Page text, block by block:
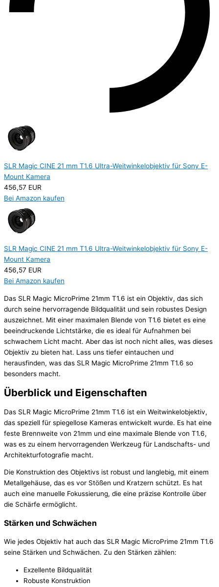
SLR Magic CINE 21 mm T1.6 Ultra-Weitwinkelobjektiv für Sony E-
Mount Kamera
456,57 EUR
Bei Amazon kaufen
SLR Magic CINE 21 mm T1.6 Ultra-Weitwinkelobjektiv für Sony E-
Mount Kamera
456,57 EUR
Bei Amazon kaufen
Das SLR Magic MicroPrime 21mm T1.6 ist ein Objektiv, das sich
durch seine hervorragende Bildqualität und sein robustes Design
auszeichnet. Mit einer maximalen Blende von T1.6 bietet es eine
beeindruckende Lichtstärke, die es ideal für Aufnahmen bei
schwachem Licht macht. Aber das ist noch nicht alles, was dieses
Objektiv zu bieten hat. Lass uns tiefer eintauchen und
herausfinden, was das SLR Magic MicroPrime 21mm T1.6 so
besonders macht.
Überblick und Eigenschaften
Das SLR Magic MicroPrime 21mm T1.6 ist ein Weitwinkelobjektiv,
das speziell für spiegellose Kameras entwickelt wurde. Es hat eine
feste Brennweite von 21mm und eine maximale Blende von T1.6,
was es zu einem hervorragenden Werkzeug für Landschafts- und
Architekturfotografie macht.
Die Konstruktion des Objektivs ist robust und langlebig, mit einem
Metallgehäuse, das es vor Stößen und Kratzern schützt. Es hat
auch eine manuelle Fokussierung, die eine präzise Kontrolle über
die Schärfe ermöglicht.
Stärken und Schwächen
Wie jedes Objektiv hat auch das SLR Magic MicroPrime 21mm T1.6
seine Stärken und Schwächen. Zu den Stärken zählen:
Exzellente Bildqualität
Robuste Konstruktion